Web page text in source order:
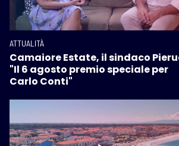
ATTUALITÀ
Camaiore Estate, il sindaco
"Il 6 agosto premio speciale per
Carlo Conti"